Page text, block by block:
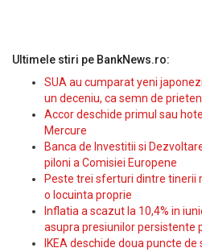
Ultimele stiri pe BankNews.ro:
SUA au cumparat yeni
un deceniu, ca semn de
Accor deschide primul sau
Mercure
Banca de Investitii si
piloni a Comisiei Europene
Peste trei sferturi dintre tinerii
o locuinta proprie
Inflatia a scazut la 10,4% in
asupra presiunilor persistente
IKEA deschide doua puncte